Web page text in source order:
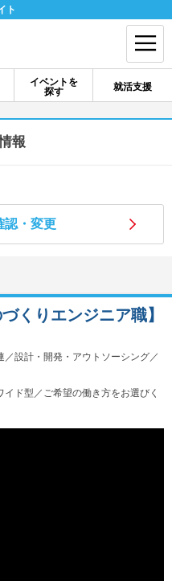
ト
イベントを
探す
就活支援
ログイン
員ID・パスワードを忘れた方はこちら
】
【1～3年生】
お知らせ
就活コラム
報
認・変更
設計・開発・アウトソーシング／
イド型／ご希望の働き方をお選びく
くりエンジニア職】